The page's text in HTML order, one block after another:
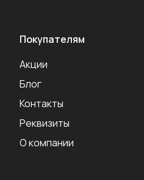
Покупателям
Акции
Блог
Контакты
Реквизиты
О компании